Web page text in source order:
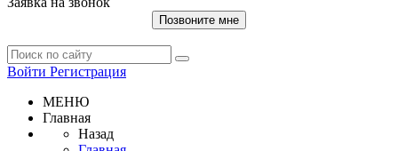
Позвоните мне
Войти Регистрация
МЕНЮ
Главная
Назад